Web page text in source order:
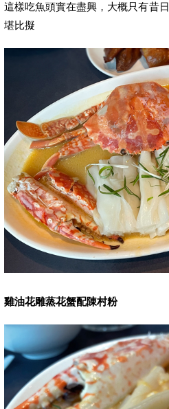
這樣吃魚頭實在盡興，大概只有昔日
堪比擬
雞油花雕蒸花蟹配陳村粉